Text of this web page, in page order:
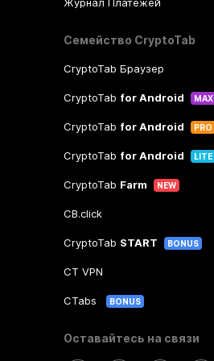
Семейство CryptoTab
CryptoTab Браузер
CryptoTab for Android MAX
CryptoTab for Android PRO
CryptoTab for Android LITE
CryptoTab Farm NEW
CB.click
CryptoTab START BONUS
CT VPN
CTabs BONUS
Оставайтесь на связи